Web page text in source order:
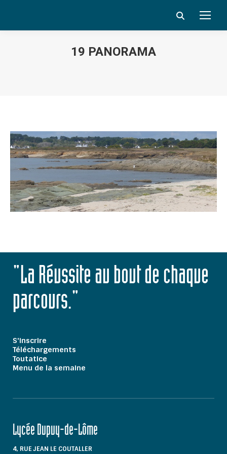
Search:
19 PANORAMA
"La Réussite au bout de chaque
parcours."
S'inscrire
Téléchargements
Toutatice
Menu de la semaine
Lycée Dupuy-de-Lôme
4, RUE JEAN LE COUTALLER